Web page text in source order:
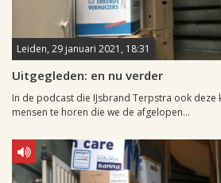
Leiden, 29 januari 2021, 18:31
Uitgegleden: en nu verder
In de podcast die IJsbrand Terpstra ook deze
mensen te horen die we de afgelopen...